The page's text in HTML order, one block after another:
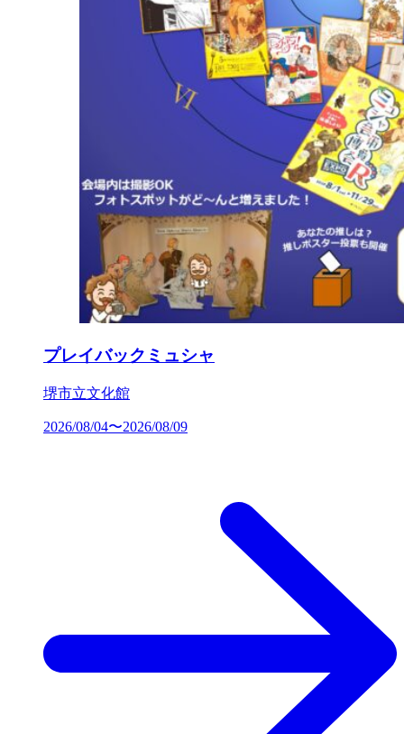
プレイバックミュシャ
堺市立文化館
2026/08/04〜2026/08/09